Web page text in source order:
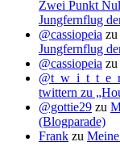
Zwei Punkt
Jungfernflug
@cassiopeia zu
Jungfernflug
@cassiopeia zu
twittern zu
@gottie29 zu
(Blogparade)
Frank zu